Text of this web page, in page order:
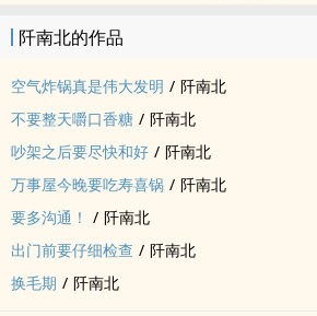
阡南北的作品
空气炸锅真是伟大发明 / 阡南北
不要整天嚼口香糖 / 阡南北
吵架之后要尽快和好 / 阡南北
万事屋今晚要吃寿喜锅 / 阡南北
要多沟通！ / 阡南北
出门前要仔细检查 / 阡南北
换毛期 / 阡南北